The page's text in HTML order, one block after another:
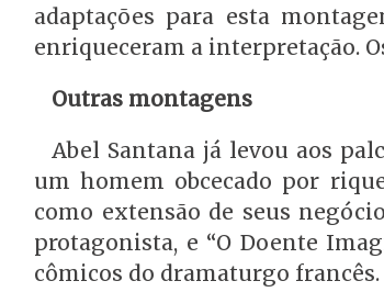
adaptações para esta
enriqueceram a interpretação.
Outras montagens
Abel Santana já levou aos
um homem obcecado por
como extensão de seus
protagonista, e “O Doente
cômicos do dramaturgo francês.